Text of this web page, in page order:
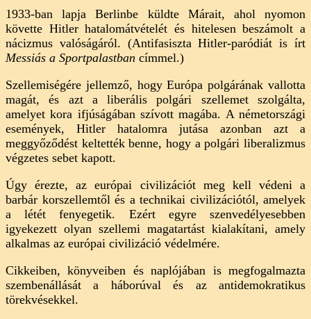
1933-ban lapja Berlinbe küldte Márait, ahol nyomon
követte Hitler hatalomátvételét és hitelesen beszámolt a
nácizmus valóságáról. (Antifasiszta Hitler-paródiát is írt
Messiás a Sportpalastban címmel.)
Szellemiségére jellemző, hogy Európa polgárának vallotta
magát, és azt a liberális polgári szellemet szolgálta,
amelyet kora ifjúságában szívott magába. A németországi
események, Hitler hatalomra jutása azonban azt a
meggyőződést keltették benne, hogy a polgári liberalizmus
végzetes sebet kapott.
Úgy érezte, az európai civilizációt meg kell védeni a
barbár korszellemtől és a technikai civilizációtól, amelyek
a létét fenyegetik. Ezért egyre szenvedélyesebben
igyekezett olyan szellemi magatartást kialakítani, amely
alkalmas az európai civilizáció védelmére.
Cikkeiben, könyveiben és naplójában is megfogalmazta
szembenállását a háborúval és az antidemokratikus
törekvésekkel.